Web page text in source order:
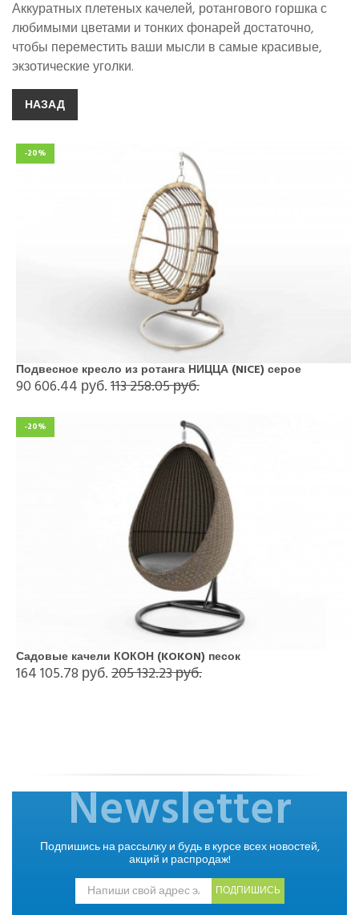
Аккуратных плетеных качелей, ротангового горшка с
любимыми цветами и тонких фонарей достаточно,
чтобы переместить ваши мысли в самые красивые,
экзотические уголки.
НАЗАД
-20%
Подвесное кресло из ротанга НИЦЦА (NICE) серое
90 606.44 руб.113 258.05 руб.
-20%
Садовые качели КОКОН (KOKON) песок
164 105.78 руб.205 132.23 руб.
Newsletter
Подпишись на рассылку и будь в курсе всех новостей,
акций и распродаж!
ПОДПИШИСЬ